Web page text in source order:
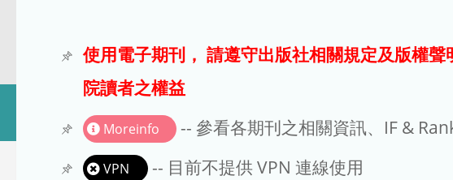
使用電子期刊， 請遵守出版社相關規定及版權
院讀者之權益
Moreinfo -- 參看各期刊之相關資訊、IF &
VPN
-- 目前不提供 VPN 連線使用